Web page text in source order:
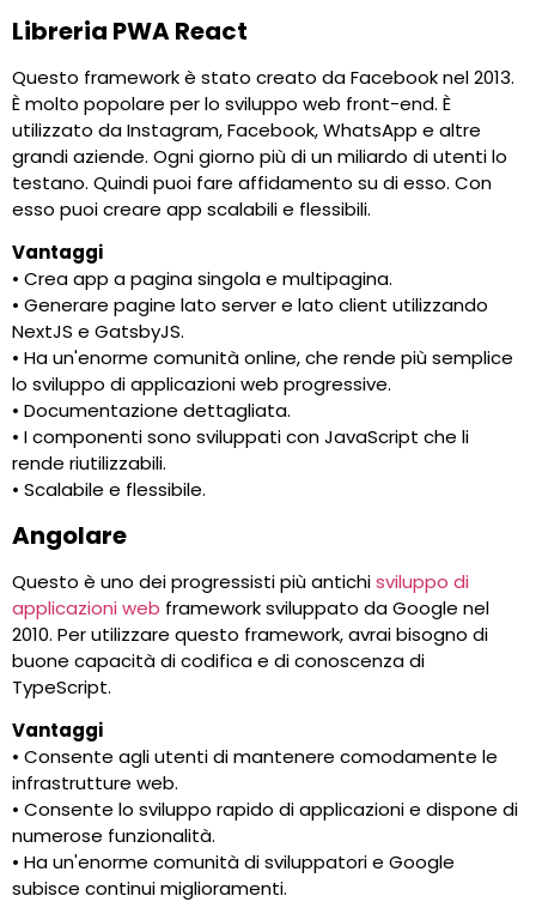
Libreria PWA React
Questo framework è stato creato da Facebook nel 2013.
È molto popolare per lo sviluppo web front-end. È
utilizzato da Instagram, Facebook, WhatsApp e altre
grandi aziende. Ogni giorno più di un miliardo di utenti lo
testano. Quindi puoi fare affidamento su di esso. Con
esso puoi creare app scalabili e flessibili.
Vantaggi
• Crea app a pagina singola e multipagina.
• Generare pagine lato server e lato client utilizzando
NextJS e GatsbyJS.
• Ha un'enorme comunità online, che rende più semplice
lo sviluppo di applicazioni web progressive.
• Documentazione dettagliata.
• I componenti sono sviluppati con JavaScript che li
rende riutilizzabili.
• Scalabile e flessibile.
Angolare
Questo è uno dei progressisti più antichisviluppo di
applicazioni web framework sviluppato da Google nel
2010. Per utilizzare questo framework, avrai bisogno di
buone capacità di codifica e di conoscenza di
TypeScript.
Vantaggi
• Consente agli utenti di mantenere comodamente le
infrastrutture web.
• Consente lo sviluppo rapido di applicazioni e dispone di
numerose funzionalità.
• Ha un'enorme comunità di sviluppatori e Google
subisce continui miglioramenti.